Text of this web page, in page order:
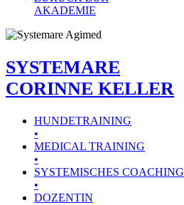
AKADEMIE
SYSTEMARE
CORINNE KELLER
HUNDETRAINING
•
MEDICAL TRAINING
•
SYSTEMISCHES COACHING
•
DOZENTIN